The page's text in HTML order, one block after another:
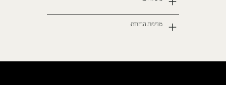
מדיניות החזרות: